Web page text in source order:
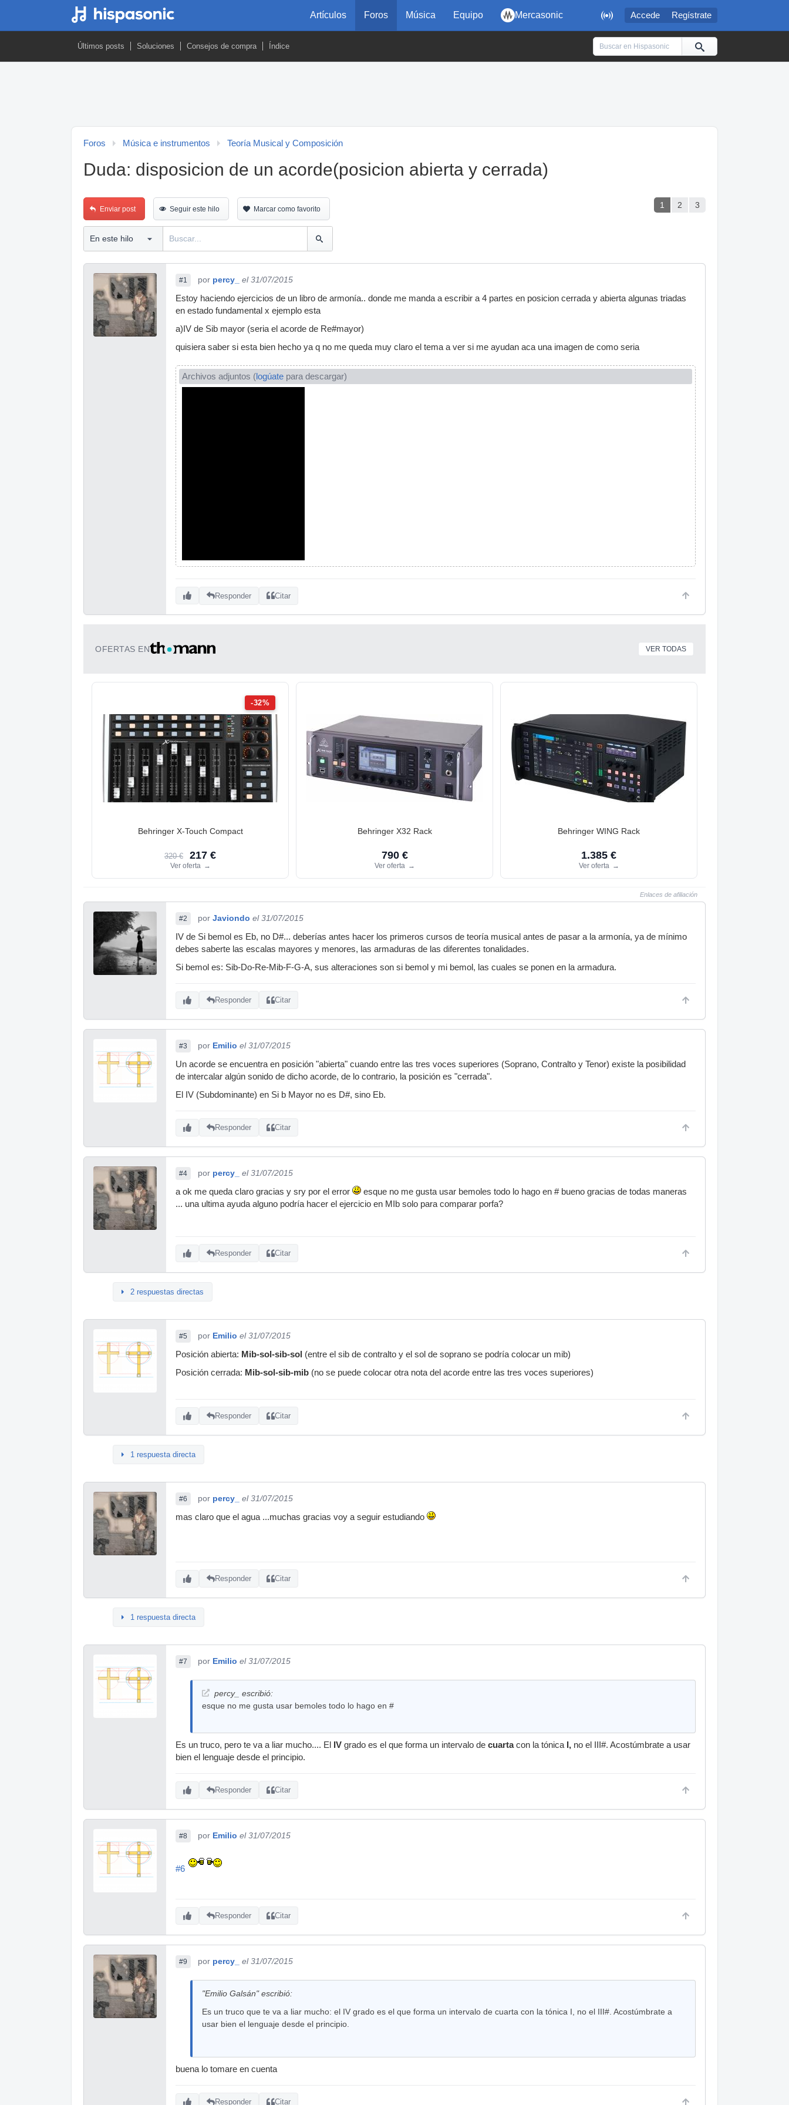
 Accede Regístrate
Artículos Foros Música Equipo Mercasonic
Últimos posts Soluciones Consejos de compra Índice
Foros Música e instrumentos Teoría Musical y Composición
Duda: disposicion de un acorde(posicion abierta y cerrada)
1 2 3
Enviar post Seguir este hilo Marcar como favorito
#1 por percy_
el 31/07/2015
Estoy haciendo ejercicios de un libro de armonía.. donde me manda a escribir a 4 partes en posicion cerrada y abierta algunas triadas
en estado fundamental x ejemplo esta
a)IV de Sib mayor (seria el acorde de Re#mayor)
quisiera saber si esta bien hecho ya q no me queda muy claro el tema a ver si me ayudan aca una imagen de como seria
Archivos adjuntos (logúate para descargar)
Responder Citar
OFERTAS EN VER TODAS
-32%
Behringer X-Touch Compact
320 € 217 €
Ver oferta →
Behringer X32 Rack
790 €
Ver oferta →
Behringer WING Rack
1.385 €
Ver oferta →
Enlaces de afiliación
#2 por Javiondo el 31/07/2015
IV de Si bemol es Eb, no D#... deberías antes hacer los primeros cursos de teoría musical antes de pasar a la armonía, ya de mínimo
debes saberte las escalas mayores y menores, las armaduras de las diferentes tonalidades.
Si bemol es: Sib-Do-Re-Mib-F-G-A, sus alteraciones son si bemol y mi bemol, las cuales se ponen en la armadura.
Responder Citar
#3 por Emilio el 31/07/2015
Un acorde se encuentra en posición "abierta" cuando entre las tres voces superiores (Soprano, Contralto y Tenor) existe la posibilidad
de intercalar algún sonido de dicho acorde, de lo contrario, la posición es "cerrada".
El IV (Subdominante) en Si b Mayor no es D#, sino Eb.
Responder Citar
#4 por percy_
el 31/07/2015
a ok me queda claro gracias y sry por el error
esque no me gusta usar bemoles todo lo hago en # bueno gracias de todas maneras
... una ultima ayuda alguno podría hacer el ejercicio en MIb solo para comparar porfa?
Responder Citar
2 respuestas directas
#5 por Emilio el 31/07/2015
Posición abierta: Mib-sol-sib-sol (entre el sib de contralto y el sol de soprano se podría colocar un mib)
Posición cerrada: Mib-sol-sib-mib (no se puede colocar otra nota del acorde entre las tres voces superiores)
Responder Citar
1 respuesta directa
#6 por percy_
el 31/07/2015
mas claro que el agua ...muchas gracias voy a seguir estudiando
Responder Citar
1 respuesta directa
#7 por Emilio el 31/07/2015
percy_ escribió:
esque no me gusta usar bemoles todo lo hago en #
Es un truco, pero te va a liar mucho.... El IV grado es el que forma un intervalo de cuartacon la tónica I, no el III#. Acostúmbrate a usar
bien el lenguaje desde el principio.
Responder Citar
#8 por Emilio el 31/07/2015
#6
Responder Citar
#9 por percy_ el 31/07/2015
"Emilio Galsán" escribió:
Es un truco que te va a liar mucho: el IV grado es el que forma un intervalo de cuarta con la tónica I, no el III#. Acostúmbrate a
usar bien el lenguaje desde el principio.
buena lo tomare en cuenta
Responder Citar